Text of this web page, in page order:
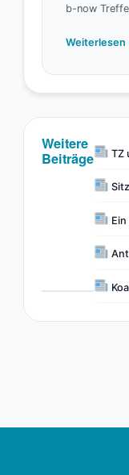
Weitere
Beiträge
TZ
b-now